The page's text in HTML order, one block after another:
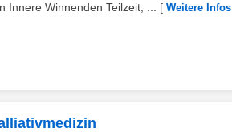
Winnenden Teilzeit, ...
[ Weitere Infos